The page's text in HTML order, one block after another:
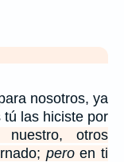
nosotros, ya
las hiciste por
otros
peroen ti